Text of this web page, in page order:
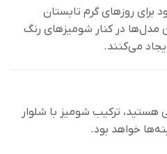
برای روزهای گرم تابستان
مدل‌ها در کنار شومیزهای رنگ
می‌کنند.
هستید، ترکیب شومیز با شلوار
خواهد بود.